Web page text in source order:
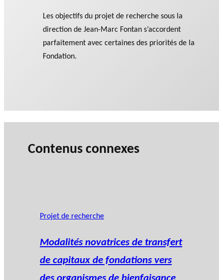
Les objectifs du projet de recherche sous la
direction de Jean-Marc Fontan s’accordent
parfaitement avec certaines des priorités de la
Fondation.
Contenus connexes
Projet de recherche
Modalités novatrices de transfert
de capitaux de fondations vers